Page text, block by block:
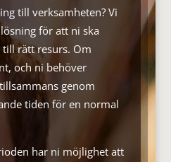
till verksamheten? Vi
för att ni ska
rätt resurs. Om
och ni behöver
genom
tiden för en normal
har ni möjlighet att